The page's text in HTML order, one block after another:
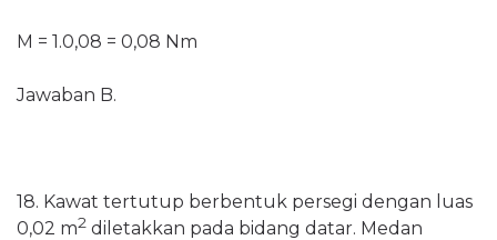
M = 1.0,08 = 0,08 Nm
Jawaban B.
18. Kawat tertutup berbentuk persegi dengan luas
0,02 m2 diletakkan pada bidang datar. Medan